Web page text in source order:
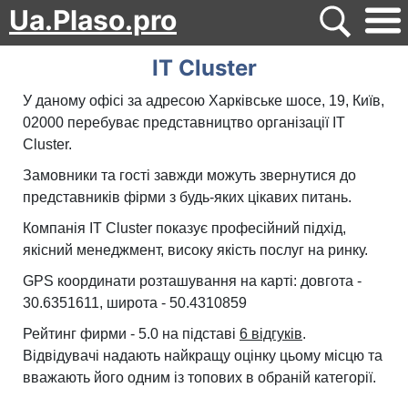
Ua.Plaso.pro
IT Cluster
У даному офісі за адресою Харківське шосе, 19, Київ,
02000 перебуває представництво організації IT
Cluster.
Замовники та гості завжди можуть звернутися до
представників фірми з будь-яких цікавих питань.
Компанія IT Cluster показує професійний підхід,
якісний менеджмент, високу якість послуг на ринку.
GPS координати розташування на карті: довгота -
30.6351611, широта - 50.4310859
Рейтинг фирми - 5.0 на підставі 6 відгуків.
Відвідувачі надають найкращу оцінку цьому місцю та
вважають його одним із топових в обраній категорії.